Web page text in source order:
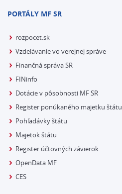
PORTÁLY MF SR
rozpocet.sk
Vzdelávanie vo verejnej správe
Finančná správa SR
FINinfo
Dotácie v pôsobnosti MF SR
Register ponúkaného majetku štátu
Pohľadávky štátu
Majetok štátu
Register účtovných závierok
OpenData MF
CES